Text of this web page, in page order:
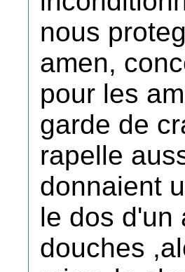
nous
amen,
pour les
garde de
rapelle
donnaient
le dos d'un
douches